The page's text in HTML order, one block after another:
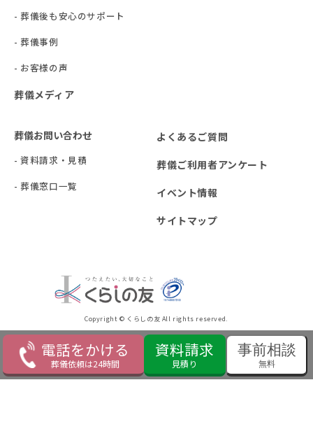
電話をかける
葬儀依頼は24時間
資料請求
見積り
事前相談
無料
- 葬儀後も安心のサポート
- 葬儀事例
- お客様の声
葬儀メディア
葬儀お問い合わせ
- 資料請求・見積
- 葬儀窓口一覧
よくあるご質問
葬儀ご利用者アンケート
イベント情報
サイトマップ
Copyright © くらしの友 All rights reserved.